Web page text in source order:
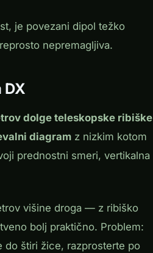
je povezani dipol težko
nepremagljiva.
dolge teleskopske ribiške
diagram z nizkim kotom
prednostni smeri, vertikalna
višine droga — z ribiško
bolj praktično. Problem:
do štiri žice, razprosterte po